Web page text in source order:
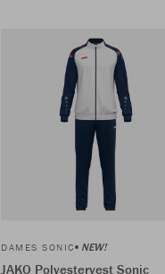
DAMES SONIC NEW!
JAKO Polyestervest Sonic